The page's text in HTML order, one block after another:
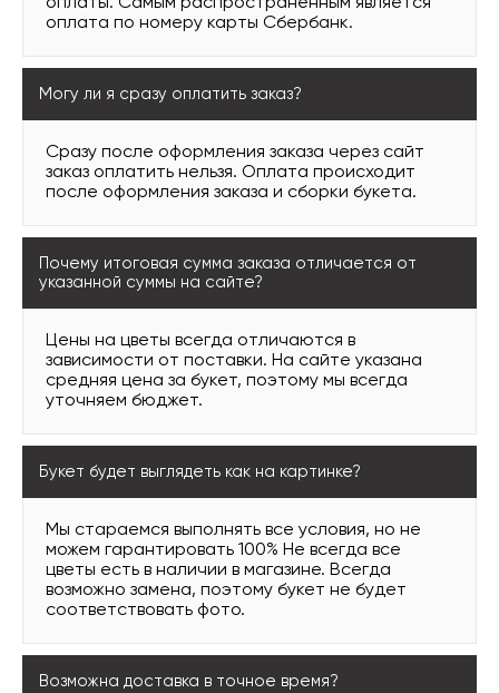
оплата по номеру карты Сбербанк.
Могу ли я сразу оплатить заказ?
Сразу после оформления заказа через сайт
заказ оплатить нельзя. Оплата происходит
после оформления заказа и сборки букета.
Почему итоговая сумма заказа отличается от
указанной суммы на сайте?
Цены на цветы всегда отличаются в
зависимости от поставки. На сайте указана
средняя цена за букет, поэтому мы всегда
уточняем бюджет.
Букет будет выглядеть как на картинке?
Мы стараемся выполнять все условия, но не
можем гарантировать 100% Не всегда все
цветы есть в наличии в магазине. Всегда
возможно замена, поэтому букет не будет
соответствовать фото.
Возможна доставка в точное время?